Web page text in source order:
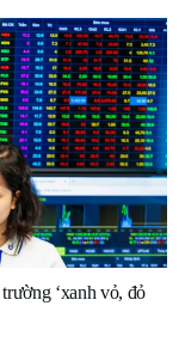
‘xanh vỏ, đỏ